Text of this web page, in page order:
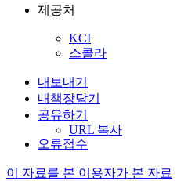
제공처
KCI
스콜라
내보내기
내책장담기
공유하기
URL 복사
오류접수
이 자료를 본 이용자가 본 자료